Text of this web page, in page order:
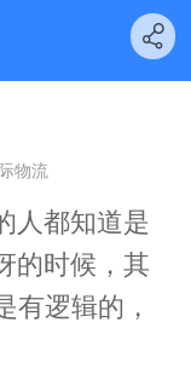
物流
人都知道是
的时候，其
有逻辑的，